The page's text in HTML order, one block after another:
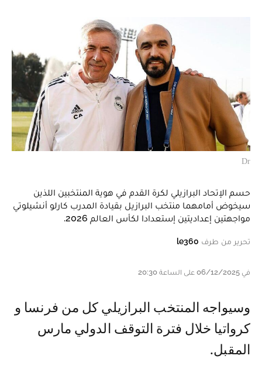
Dr
حسم الإتحاد البرازيلي لكرة القدم في هوية المنتخبين اللذين
سيخوض أمامهما منتخب البرازيل بقيادة المدرب كارلو أنشيلوتي
مواجهتين إعداديتين إستعدادا لكأس العالم 2026.
تحرير من طرف le360
في 06/12/2025 على الساعة 20:30
و سيواجه المنتخب البرازيلي كل من فرنسا و
كرواتيا خلال فترة التوقف الدولي مارس
المقبل.